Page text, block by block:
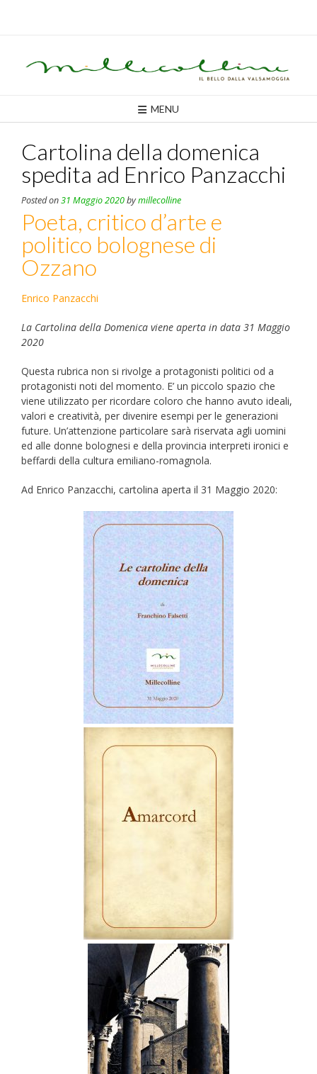
MENU
Cartolina della domenica
spedita ad Enrico Panzacchi
Posted on31 Maggio 2020bymillecolline
Poeta, critico d’arte e
politico bolognese di
Ozzano
Enrico Panzacchi
La Cartolina della Domenica viene aperta in data 31 Maggio
2020
Questa rubrica non si rivolge a protagonisti politici od a
protagonisti noti del momento. E’ un piccolo spazio che
viene utilizzato per ricordare coloro che hanno avuto ideali,
valori e creatività, per divenire esempi per le generazioni
future. Un’attenzione particolare sarà riservata agli uomini
ed alle donne bolognesi e della provincia interpreti ironici e
beffardi della cultura emiliano-romagnola.
Ad Enrico Panzacchi, cartolina aperta il 31 Maggio 2020: